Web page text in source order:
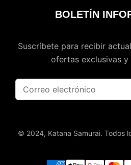
BOLETÍN
Suscríbete para recibir
ofertas exclusivas y
© 2024, Katana Samurai. Todos